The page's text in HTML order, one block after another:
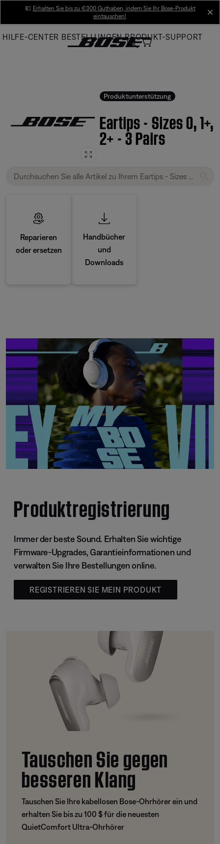
Main
💶 Erhalten Sie bis zu €300 Guthaben, indem Sie Ihr Bose-Produkt
eintauschen!
HILFE-CENTER BESTELLUNGEN PRODUKT-SUPPORT
Produktunterstützung
Eartips - Sizes 0, 1+,
2+ - 3 Pairs
Reparieren
oder ersetzen
Handbücher
und
Downloads
Produktregistrierung
Immer der beste Sound. Erhalten Sie wichtige
Firmware-Upgrades, Garantieinformationen und
verwalten Sie Ihre Bestellungen online.
REGISTRIEREN SIE MEIN PRODUKT
Tauschen Sie gegen
besseren Klang
Tauschen Sie Ihre kabellosen Bose-Ohrhörer ein und
erhalten Sie bis zu 100 $ für die neuesten
QuietComfort Ultra-Ohrhörer